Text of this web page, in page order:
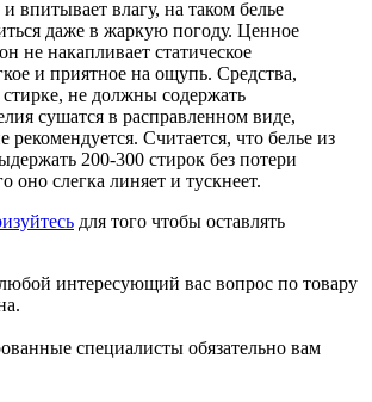
впитывает влагу, на таком белье
даже в жаркую погоду. Ценное
не накапливает статическое
и приятное на ощупь. Средства,
не должны содержать
сушатся в расправленном виде,
Считается, что белье из
200-300 стирок без потери
оно слегка линяет и тускнеет.
для того чтобы оставлять
интересующий вас вопрос по товару
специалисты обязательно вам